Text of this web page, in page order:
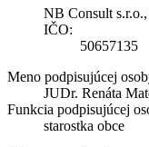
NB Consult
IČO:
50657135
Meno podpisujúcej
JUDr. Renáta
Funkcia podpisujúcej
starostka obce